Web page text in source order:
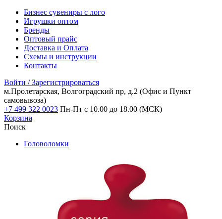
Бизнес сувениры с лого
Игрушки оптом
Бренды
Оптовый прайс
Доставка и Оплата
Схемы и инструкции
Контакты
Войти / Зарегистрироваться
м.Пролетарская, Волгоградский пр, д.2 (Офис и Пункт
самовывоза)
+7 499 322 0023 Пн-Пт с 10.00 до 18.00 (МСК)
Корзина
Поиск
Головоломки